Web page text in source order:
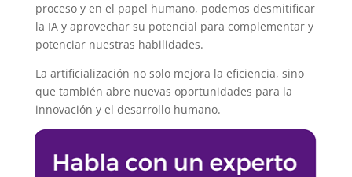
proceso y en el papel humano, podemos desmitificar
la IA y aprovechar su potencial para complementar y
potenciar nuestras habilidades.
La artificialización no solo mejora la eficiencia, sino
que también abre nuevas oportunidades para la
innovación y el desarrollo humano.